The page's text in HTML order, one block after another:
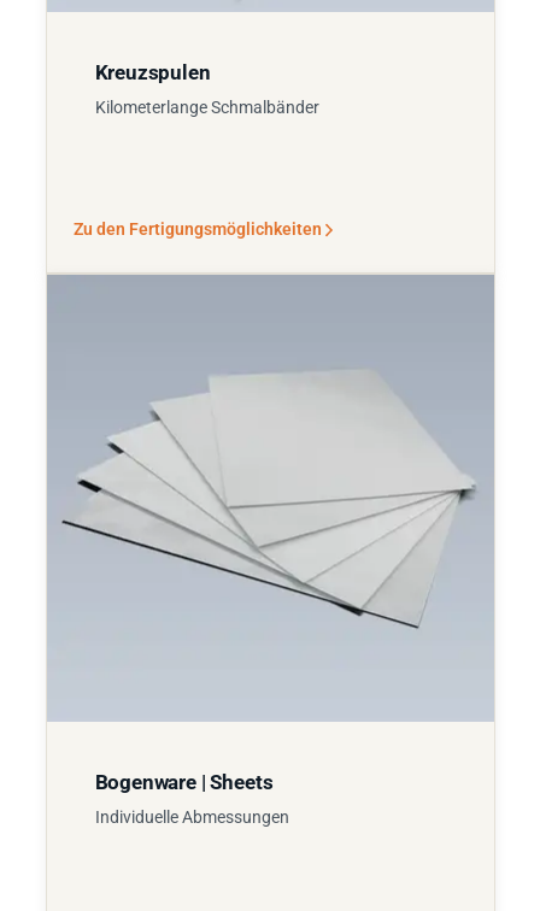
Kreuzspulen
Kilometerlange Schmalbänder
Zu den Fertigungsmöglichkeiten
Bogenware | Sheets
Individuelle Abmessungen